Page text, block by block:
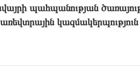
պահպանության
կազմակերպություն